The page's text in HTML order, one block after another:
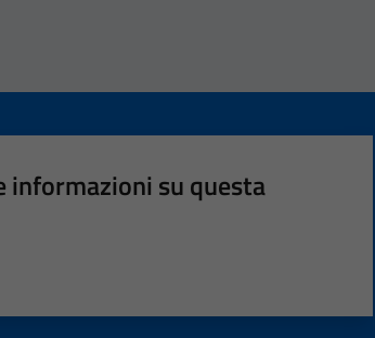
informazioni su questa